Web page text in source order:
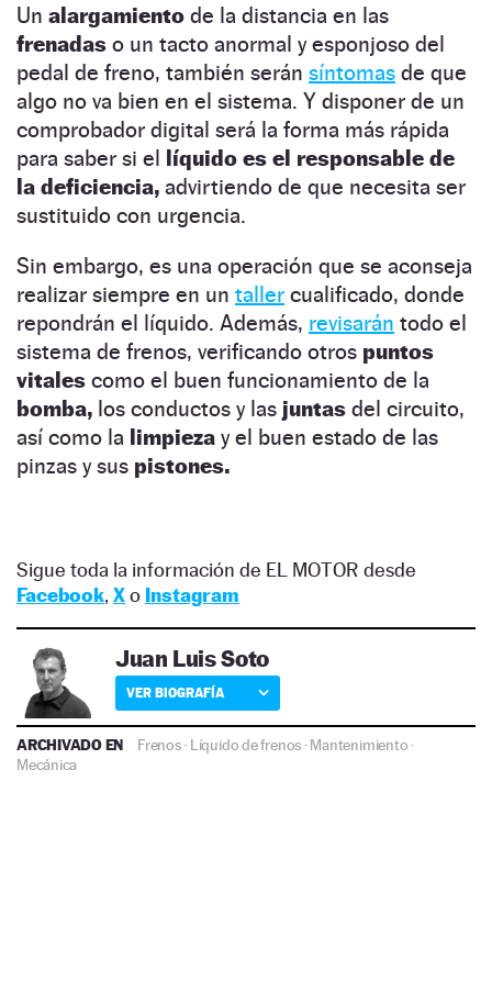
Un alargamiento de la distancia en las
frenadas o un tacto anormal y esponjoso del
pedal de freno, también serán síntomas de que
algo no va bien en el sistema. Y disponer de un
comprobador digital será la forma más rápida
para saber si el líquido es el responsable de
la deficiencia, advirtiendo de que necesita ser
sustituido con urgencia.
Sin embargo, es una operación que se aconseja
realizar siempre en un taller cualificado, donde
repondrán el líquido. Además, revisarán todo el
sistema de frenos, verificando otros puntos
vitales como el buen funcionamiento de la
bomba, los conductos y las juntas del circuito,
así como la limpieza y el buen estado de las
pinzas y sus pistones.
Sigue toda la información de EL MOTOR desde
Facebook, Xo Instagram
Juan Luis Soto
VER BIOGRAFÍA
ARCHIVADO EN Frenos· Líquido de frenos ·Mantenimiento ·
Mecánica